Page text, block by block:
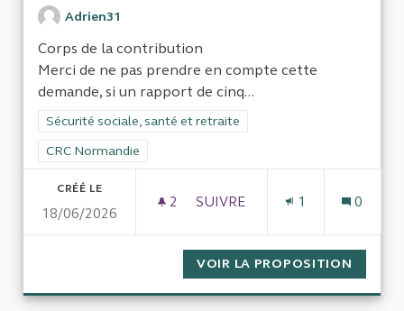
Adrien31
Corps de la contribution
Merci de ne pas prendre en compte cette
demande, si un rapport de cinq...
Filtrer les résultats de la catégorie : Sécurité sociale, santé
Sécurité sociale, santé et retraite
Filtrer les résultats pour le secteur : CRC Normandie
CRC Normandie
CRÉÉ LE
18/06/2026
2 2 ABONNÉS
SUIVRE
1 0
VOIR LA PROPOSITION